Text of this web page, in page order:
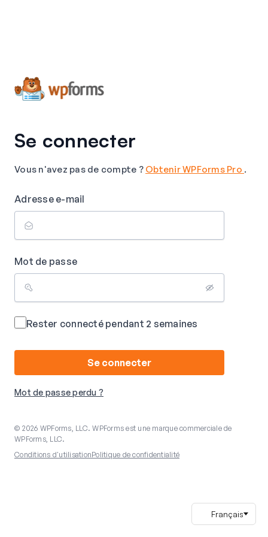
Se connecter
Vous n'avez pas de compte ? Obtenir WPForms Pro .
Adresse e-mail
Mot de passe
Rester connecté pendant 2 semaines
Se connecter
Mot de passe perdu ?
© 2026 WPForms, LLC. WPForms est une marque commerciale de
WPForms, LLC.
Conditions d'utilisationPolitique de confidentialité